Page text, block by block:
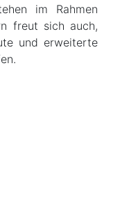
im Rahmen
freut sich auch,
und erweiterte